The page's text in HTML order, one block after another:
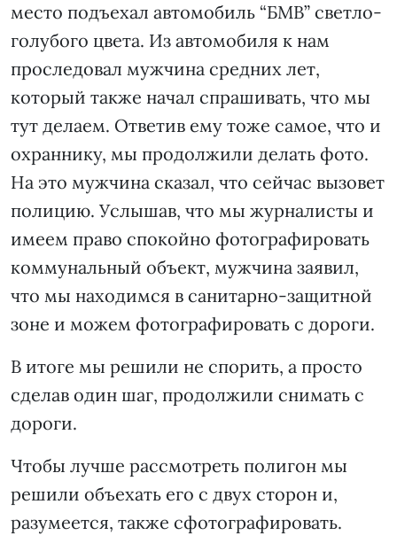
место подъехал автомобиль “БМВ” светло-
голубого цвета. Из автомобиля к нам
проследовал мужчина средних лет,
который также начал спрашивать, что мы
тут делаем. Ответив ему тоже самое, что и
охраннику, мы продолжили делать фото.
На это мужчина сказал, что сейчас вызовет
полицию. Услышав, что мы журналисты и
имеем право спокойно фотографировать
коммунальный объект, мужчина заявил,
что мы находимся в санитарно-защитной
зоне и можем фотографировать с дороги.
В итоге мы решили не спорить, а просто
сделав один шаг, продолжили снимать с
дороги.
Чтобы лучше рассмотреть полигон мы
решили объехать его с двух сторон и,
разумеется, также сфотографировать.